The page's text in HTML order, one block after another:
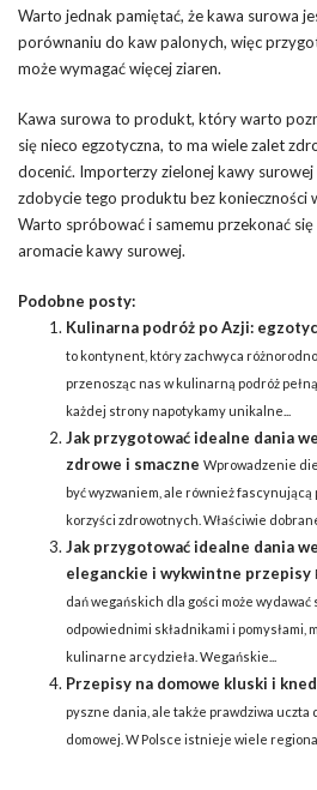
Warto jednak pamiętać, że kawa surowa
porównaniu do kaw palonych, więc
może wymagać więcej ziaren.
Kawa surowa to produkt, który warto
się nieco egzotyczna, to ma wiele zalet
docenić. Importerzy zielonej kawy surowej
zdobycie tego produktu bez konieczności
Warto spróbować i samemu przekonać
aromacie kawy surowej.
Podobne posty:
Kulinarna podróż po Azji:
to kontynent, który zachwyca
przenosząc nas w kulinarną podróż
każdej strony napotykamy unikalne...
Jak przygotować idealne dania
zdrowe i smaczne Wprowadzenie
być wyzwaniem, ale również
korzyści zdrowotnych. Właściwie
Jak przygotować idealne dania
eleganckie i wykwintne przepisy
dań wegańskich dla gości może wydawać
odpowiednimi składnikami i pomysłami,
kulinarne arcydzieła. Wegańskie...
Przepisy na domowe kluski i
pyszne dania, ale także prawdziwa uczta
domowej. W Polsce istnieje wiele